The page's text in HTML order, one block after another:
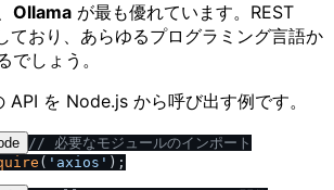
Ollama が最も優れています。REST
ており、あらゆるプログラミング言語か
でしょう。
API を Node.js から呼び出す例です。
// 必要なモジュールのインポート
( 'axios'